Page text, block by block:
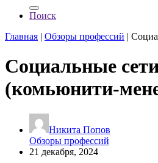
Поиск
Главная | Обзоры профессий |
Социальные
(комьюнити-
Никита Попов
Обзоры профессий
21 декабря, 2024